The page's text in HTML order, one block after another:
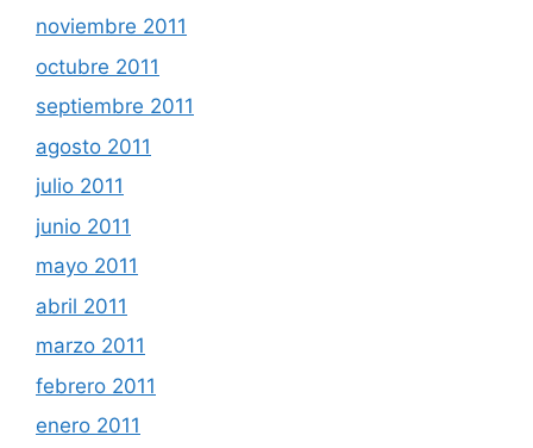
noviembre 2011
octubre 2011
septiembre 2011
agosto 2011
julio 2011
junio 2011
mayo 2011
abril 2011
marzo 2011
febrero 2011
enero 2011